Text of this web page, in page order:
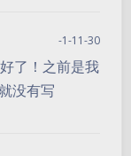
-1-11-30
了！之前是我
没有写